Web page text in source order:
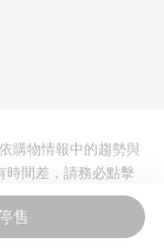
售
購物情報中的趨勢與
時間差，請務必點擊
訊以合作廠商網頁為